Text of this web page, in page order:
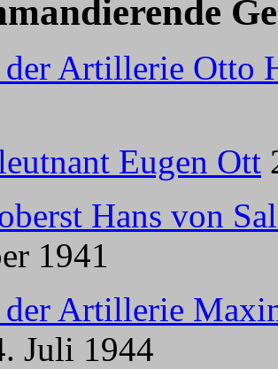
der Artillerie Otto
Eugen Ott
Hans von
1941
der Artillerie
Juli 1944